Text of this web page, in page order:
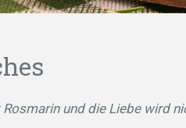
und die Liebe wird